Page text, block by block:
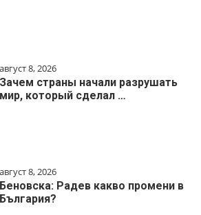
август 8, 2026
Зачем страны начали разрушать
мир, который сделал …
август 8, 2026
Беновска: Радев какво промени в
България?